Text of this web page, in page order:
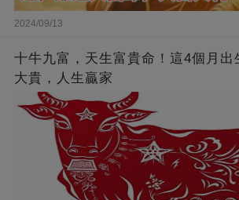
2024/09/13
十牛九富，天生富貴命！這4個月出
大貴，人生贏家